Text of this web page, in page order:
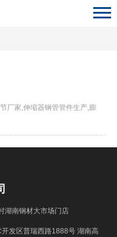
厂家,伸缩器钢管管件生产,膨
湖南钢材大市场门店
发区普瑞西路1888号 湖南高